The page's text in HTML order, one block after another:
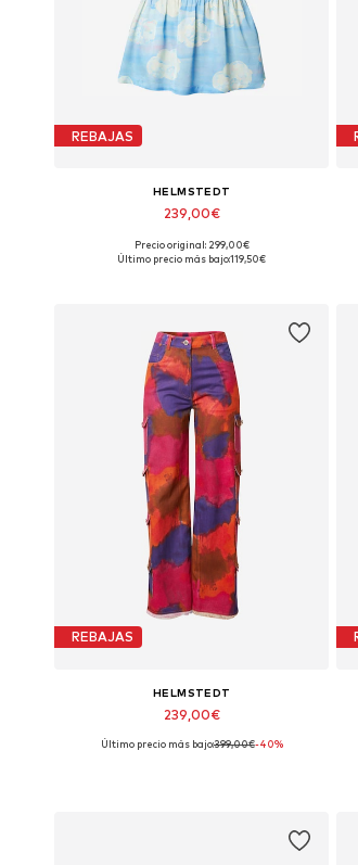
REBAJAS
HELMSTEDT
239,00€
Tallas disponibles: S, M
Precio original: 299,00€
Último precio más bajo:119,50€
REBAJAS
HELMSTEDT
239,00€
Tallas disponibles: 27-28
Último precio más bajo:399,00€-40%